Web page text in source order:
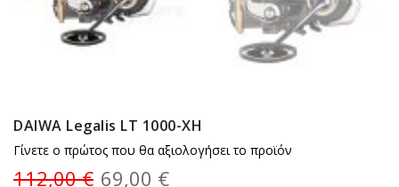
DAIWA Legalis LT 1000-XH
Γίνετε ο πρώτος που θα αξιολογήσει το προϊόν
69,00 €
112,00 €